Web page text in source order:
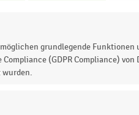
Budget der befragten
(in
von
grundlegende
(GDPR Compliance)
wurden.